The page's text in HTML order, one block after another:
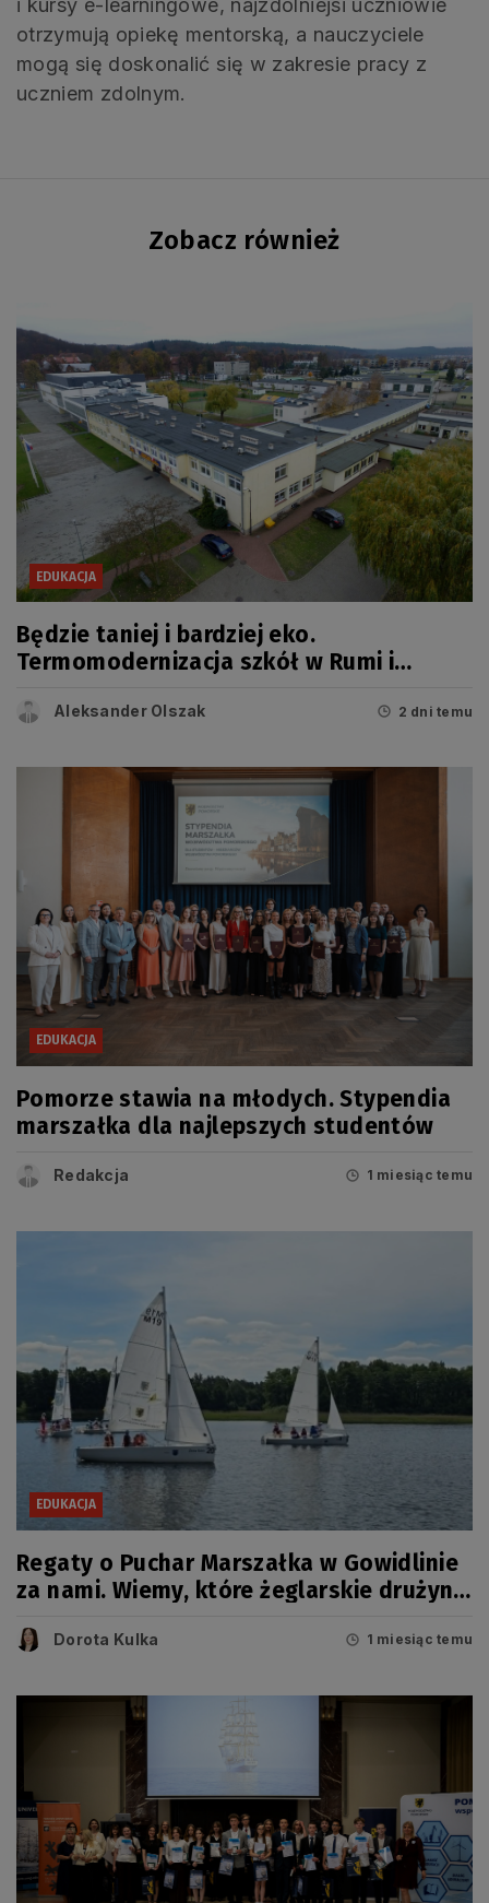
i kursy e-learningowe, najzdolniejsi uczniowie
otrzymują opiekę mentorską, a nauczyciele
mogą się doskonalić się w zakresie pracy z
uczniem zdolnym.
Zobacz również
EDUKACJA
Będzie taniej i bardziej eko.
Termomodernizacja szkół w Rumi i
Aleksander Olszak 2 dni temu
EDUKACJA
Pomorze stawia na młodych. Stypendia
marszałka dla najlepszych studentów
Redakcja 1 miesiąc temu
EDUKACJA
Regaty o Puchar Marszałka w Gowidlinie
za nami. Wiemy, które żeglarskie drużyny
Dorota Kulka 1 miesiąc temu